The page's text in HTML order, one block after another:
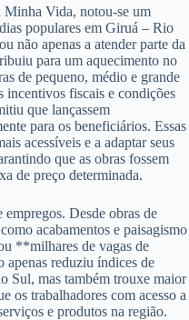
Minha Vida, notou-se um
populares em Giruá – Rio
não apenas a atender parte da
para um aquecimento no
de pequeno, médio e grande
incentivos fiscais e condições
que lançassem
para os beneficiários. Essas
acessíveis e a adaptar seus
que as obras fossem
de preço determinada.
Desde obras de
acabamentos e paisagismo
**milhares de vagas de
reduziu índices de
Sul, mas também trouxe maior
os trabalhadores com acesso a
e produtos na região.